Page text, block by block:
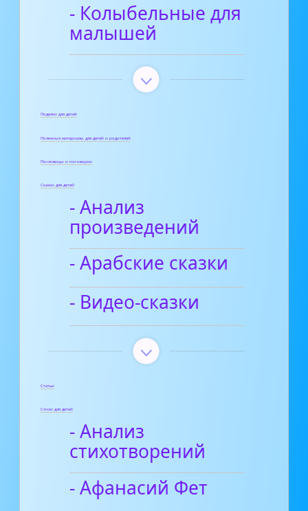
- Колыбельные для
малышей
Поделки для детей
Полезные материалы для детей и родителей
Пословицы и поговорки
Сказки для детей
- Анализ
произведений
- Арабские сказки
- Видео-сказки
Статьи
Стихи для детей
- Анализ
стихотворений
- Афанасий Фет